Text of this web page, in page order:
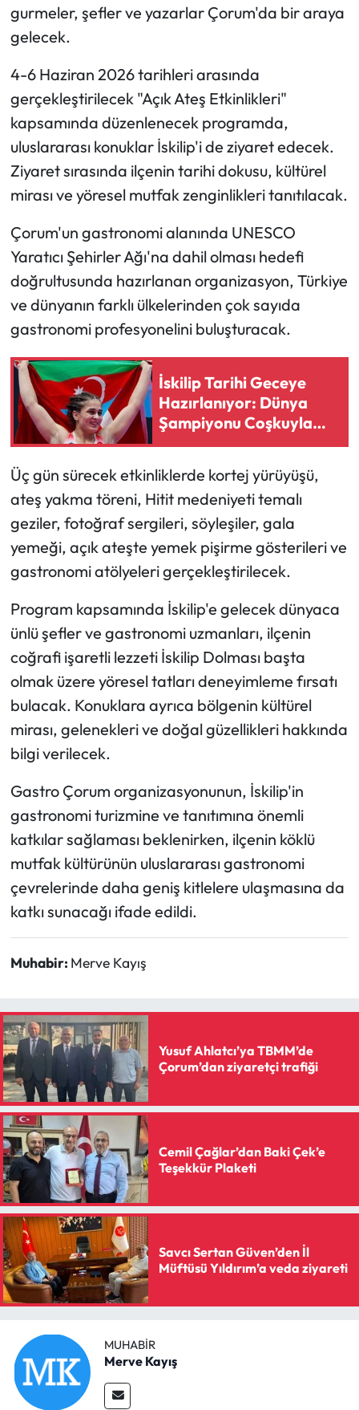
gurmeler, şefler ve yazarlar Çorum'da bir araya
gelecek.
4-6 Haziran 2026 tarihleri arasında
gerçekleştirilecek "Açık Ateş Etkinlikleri"
kapsamında düzenlenecek programda,
uluslararası konuklar İskilip'i de ziyaret edecek.
Ziyaret sırasında ilçenin tarihi dokusu, kültürel
mirası ve yöresel mutfak zenginlikleri tanıtılacak.
Çorum'un gastronomi alanında UNESCO
Yaratıcı Şehirler Ağı'na dahil olması hedefi
doğrultusunda hazırlanan organizasyon, Türkiye
ve dünyanın farklı ülkelerinden çok sayıda
gastronomi profesyonelini buluşturacak.
İskilip Tarihi Geceye
Hazırlanıyor: Dünya
Şampiyonu Coşkuyla
Karşılanacak!
Üç gün sürecek etkinliklerde kortej yürüyüşü,
ateş yakma töreni, Hitit medeniyeti temalı
geziler, fotoğraf sergileri, söyleşiler, gala
yemeği, açık ateşte yemek pişirme gösterileri ve
gastronomi atölyeleri gerçekleştirilecek.
Program kapsamında İskilip'e gelecek dünyaca
ünlü şefler ve gastronomi uzmanları, ilçenin
coğrafi işaretli lezzeti İskilip Dolması başta
olmak üzere yöresel tatları deneyimleme fırsatı
bulacak. Konuklara ayrıca bölgenin kültürel
mirası, gelenekleri ve doğal güzellikleri hakkında
bilgi verilecek.
Gastro Çorum organizasyonunun, İskilip'in
gastronomi turizmine ve tanıtımına önemli
katkılar sağlaması beklenirken, ilçenin köklü
mutfak kültürünün uluslararası gastronomi
çevrelerinde daha geniş kitlelere ulaşmasına da
katkı sunacağı ifade edildi.
Muhabir: Merve Kayış
Yusuf Ahlatcı’ya TBMM’de
Çorum’dan ziyaretçi trafiği
Cemil Çağlar’dan Baki Çek’e
Teşekkür Plaketi
Savcı Sertan Güven’den İl
Müftüsü Yıldırım’a veda ziyareti
MUHABIR
Merve Kayış
Mecitözü Haberleri
Ortaköy Haberleri
Osmancık Haberleri
Otomotiv
Resmi Reklam
Sağlık
Siyaset
Spor
Sungurlu Haberleri
Uğurludağ Haberleri
Yaşam
Yayla Haber
Yemek Tarifleri
Yerel Haberler